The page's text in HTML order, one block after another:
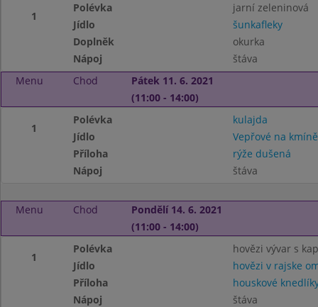
1
Polévka
jarní zeleninová
Jídlo
šunkafleky
Doplněk
okurka
Nápoj
štáva
Menu
Chod
Pátek 11. 6. 2021
(11:00 - 14:00)
1
Polévka
kulajda
Jídlo
Vepřové na kmíně
Příloha
rýže dušená
Nápoj
štáva
Menu Chod
Pondělí 14. 6. 2021
(11:00 - 14:00)
1
Polévka
hovězi vývar s
Jídlo
hovězi v rajske
Příloha
houskové
Nápoj
štáva